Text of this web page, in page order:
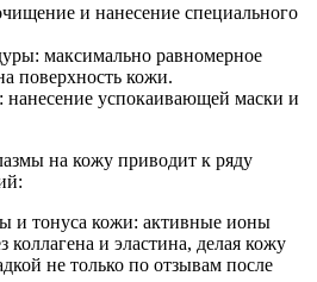
и нанесение специального
максимально равномерное
поверхность кожи.
успокаивающей маски и
на кожу приводит к ряду
и тонуса кожи: активные ионы
коллагена и эластина, делая кожу
не только по отзывам после